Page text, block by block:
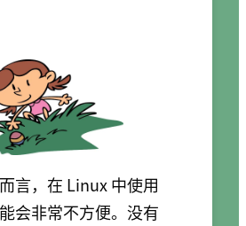
言，在 Linux 中使用
会非常不方便。没有